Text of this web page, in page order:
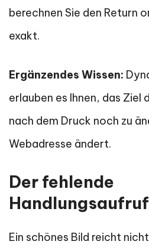
berechnen Sie den Return
exakt.
Ergänzendes Wissen:
erlauben es Ihnen, das Ziel
nach dem Druck noch zu
Webadresse ändert.
Der fehlende
Handlungsaufruf
Ein schönes Bild reicht